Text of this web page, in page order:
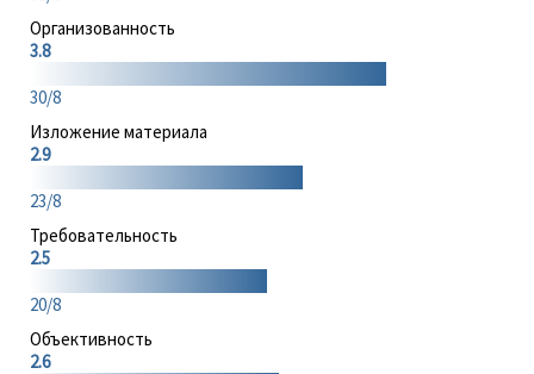
Организованность
3.8
30/8
Изложение материала
2.9
23/8
Требовательность
2.5
20/8
Объективность
2.6